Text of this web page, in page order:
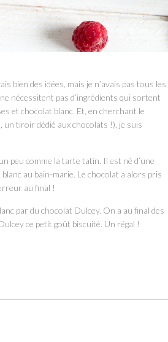
bien des idées, mais je n’avais pas tous les
nécessitent pas d’ingrédients qui sortent
et chocolat blanc. Et, en cherchant le
tiroir dédié aux chocolats !), je suis
peu comme la tarte tatin. Il est né d’une
au bain-marie. Le chocolat a alors pris
au final !
par du chocolat Dulcey. On a au final des
ce petit goût biscuité. Un régal !